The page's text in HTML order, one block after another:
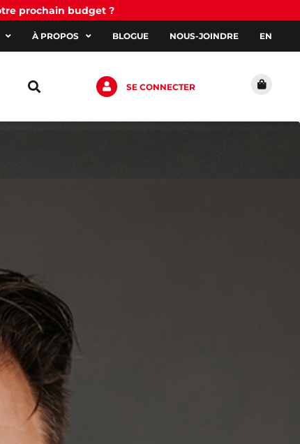
prochain budget ?
À PROPOS BLOGUE NOUS-JOINDRE EN
SE CONNECTER